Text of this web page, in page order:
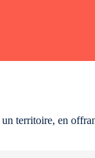
territoire, en